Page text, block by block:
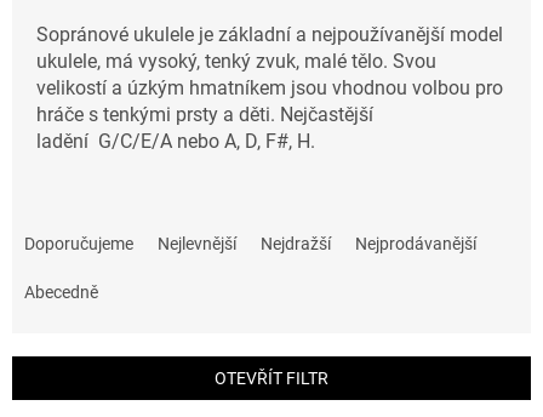
Sopránové ukulele je základní a nejpoužívanější model
ukulele, má vysoký, tenký zvuk, malé tělo. Svou
velikostí a úzkým hmatníkem jsou vhodnou volbou pro
hráče s tenkými prsty a děti. Nejčastější
ladění G/C/E/A nebo A, D, F#, H.
r
Doporučujeme Nejlevnější Nejdražší Nejprodávanější
Abecedně
OTEVŘÍT FILTR